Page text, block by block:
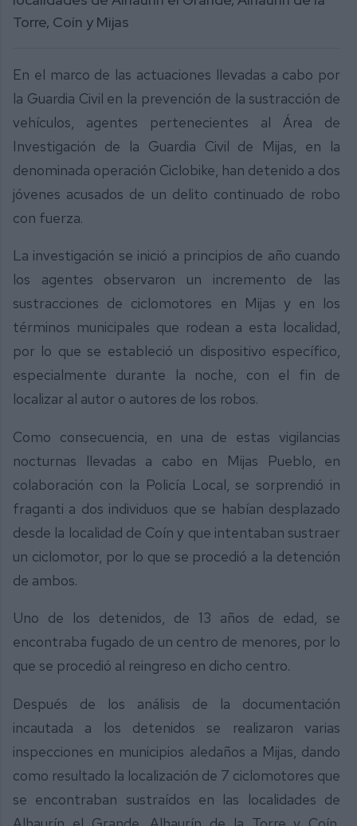
Torre, Coín y Mijas
En el marco de las actuaciones llevadas a cabo por
la Guardia Civil en la prevención de la sustracción de
vehículos, agentes pertenecientes al Área de
Investigación de la Guardia Civil de Mijas, en la
denominada operación Ciclobike, han detenido a dos
jóvenes acusados de un delito continuado de robo
con fuerza.
La investigación se inició a principios de año cuando
los agentes observaron un incremento de las
sustracciones de ciclomotores en Mijas y en los
términos municipales que rodean a esta localidad,
por lo que se estableció un dispositivo específico,
especialmente durante la noche, con el fin de
localizar al autor o autores de los robos.
Como consecuencia, en una de estas vigilancias
nocturnas llevadas a cabo en Mijas Pueblo, en
colaboración con la Policía Local, se sorprendió in
fraganti a dos individuos que se habían desplazado
desde la localidad de Coín y que intentaban sustraer
un ciclomotor, por lo que se procedió a la detención
de ambos.
Uno de los detenidos, de 13 años de edad, se
encontraba fugado de un centro de menores, por lo
que se procedió al reingreso en dicho centro.
Después de los análisis de la documentación
incautada a los detenidos se realizaron varias
inspecciones en municipios aledaños a Mijas, dando
como resultado la localización de 7 ciclomotores que
se encontraban sustraídos en las localidades de